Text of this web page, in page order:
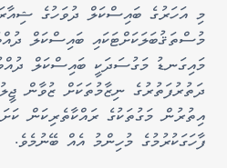
މި އަހަރުގެ ބައިސްކަލް ދުވަހުގެ
މުސްތަޤުބަލަކަށްޓަކައި ބައިސްކަލް
މައިގަނޑު މަގުސަދަކީ ބައިސްކަލް
ދަތުރުފަތުރުގެ ނިޒާމުތަކަށް ޒުވާން
އިތުރުން މަގުތަކުގެ ރައްކާތެރިކަން
ފާހަގަކުރުމުގެ މުހިންމު އެއް ބޭނުމެވެ.